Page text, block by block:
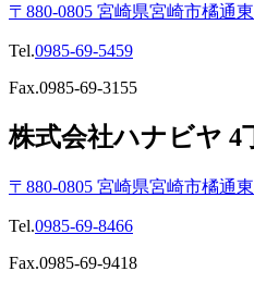
〒880-0805 宮崎県宮崎市橘通
Tel.0985-69-5459
Fax.0985-69-3155
株式会社ハナビヤ 4
〒880-0805 宮崎県宮崎市橘通
Tel.0985-69-8466
Fax.0985-69-9418